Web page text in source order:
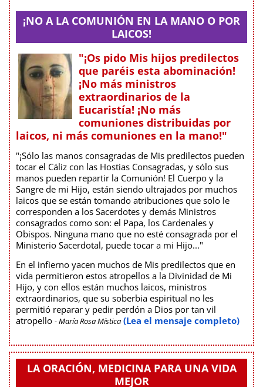
¡NO A LA COMUNIÓN EN LA MANO O POR
LAICOS!
"¡Os pido Mis hijos predilectos
que paréis esta abominación!
¡No más ministros
extraordinarios de la
Eucaristía! ¡No más
comuniones distribuidas por
laicos, ni más comuniones en la mano!"
"¡Sólo las manos consagradas de Mis predilectos pueden
tocar el Cáliz con las Hostias Consagradas, y sólo sus
manos pueden repartir la Comunión! El Cuerpo y la
Sangre de mi Hijo, están siendo ultrajados por muchos
laicos que se están tomando atribuciones que solo le
corresponden a los Sacerdotes y demás Ministros
consagrados como son: el Papa, los Cardenales y
Obispos. Ninguna mano que no esté consagrada por el
Ministerio Sacerdotal, puede tocar a mi Hijo..."
En el infierno yacen muchos de Mis predilectos que en
vida permitieron estos atropellos a la Divinidad de Mi
Hijo, y con ellos están muchos laicos, ministros
extraordinarios, que su soberbia espiritual no les
permitió reparar y pedir perdón a Dios por tan vil
atropello - María Rosa Mística (Lea el mensaje completo)
LA ORACIÓN, MEDICINA PARA UNA VIDA
MEJOR